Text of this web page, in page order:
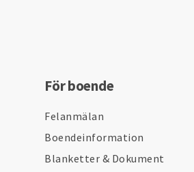
För boende
Felanmälan
Boendeinformation
Blanketter & Dokument